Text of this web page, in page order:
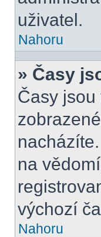
uživatel.
Nahoru
» Časy
Časy
na
výchozí
Nahoru